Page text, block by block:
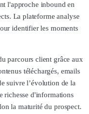
l'approche inbound en
La plateforme analyse
identifier les moments
parcours client grâce aux
téléchargés, emails
suivre l’évolution de la
richesse d'informations
la maturité du prospect.